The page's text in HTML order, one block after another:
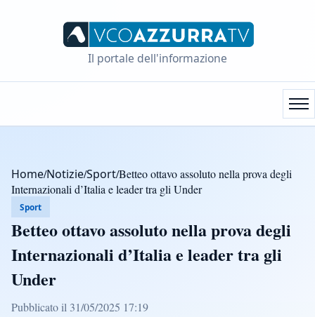
Il portale dell'informazione
Home/Notizie/Sport/Betteo ottavo assoluto nella prova degli
Internazionali d’Italia e leader tra gli Under
Sport
Betteo ottavo assoluto nella prova degli
Internazionali d’Italia e leader tra gli
Under
Pubblicato il 31/05/2025 17:19